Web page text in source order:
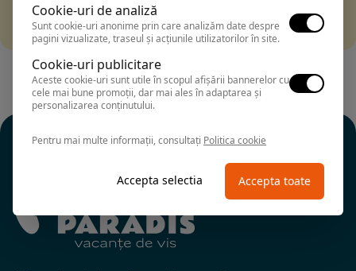
Incearca sa folosesti o cautarea mai generala sau alege
alte fitre.
Cookie-uri de analiză
Sunt cookie-uri anonime prin care analizăm date despre
pagini vizualizate, traseul și acțiunile utilizatorilor în site.
Cookie-uri publicitare
Aceste cookie-uri sunt utile în scopul afișării bannerelor cu
cele mai bune promoții, dar mai ales în adaptarea și
personalizarea conținutului.
Pentru mai multe informații, consultați Politica cookie
Accepta selectia Accepta toate